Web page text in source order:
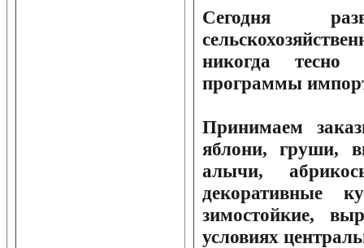
Сегодня
никогда тесно
программы
Принимаем
яблони, груши,
алычи,
декоративные
зимостойкие,
условиях